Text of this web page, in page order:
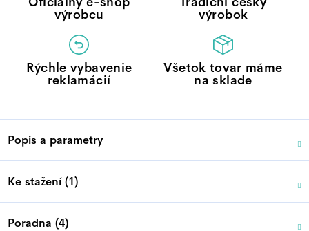
výrobcu
výrobok
Rýchle vybavenie
reklamácií
Všetok tovar máme
na sklade
Popis a parametry
Ke stažení (1)
Poradna (4)